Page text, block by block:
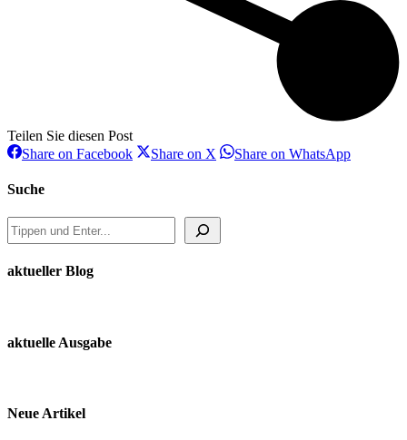
Teilen Sie diesen Post
Share on FacebookShareShare on X ShareShare on WhatsAppShare
Suche
Suche
aktueller Blog
aktuelle Ausgabe
Neue Artikel